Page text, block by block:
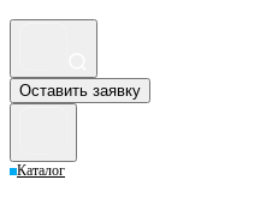
Оставить заявку
Каталог